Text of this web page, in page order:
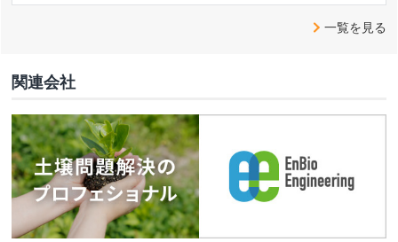
一覧を見る
関連会社